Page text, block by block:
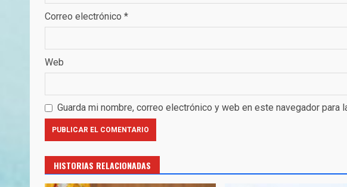
Correo electrónico *
Web
Guarda mi nombre, correo electrónico y web en este navegador para
HISTORIAS RELACIONADAS